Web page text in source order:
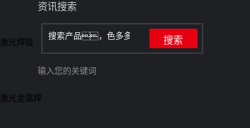
激光焊接
激光金属焊
资讯搜索
输入您的关键词